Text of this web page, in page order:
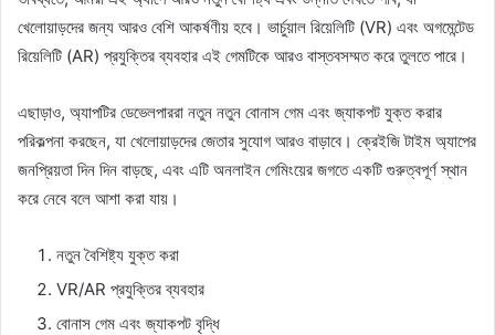
খেলোয়াড়দের জন্য আরও বেশি আকর্ষণীয় হবে। ভার্চুয়াল রিয়েলিটি (VR) এবং অগমেন্টেড
রিয়েলিটি (AR) প্রযুক্তির ব্যবহার এই গেমটিকে আরও বাস্তবসম্মত করে তুলতে পারে।
এছাড়াও, অ্যাপটির ডেভেলপাররা নতুন নতুন বোনাস গেম এবং জ্যাকপট যুক্ত করার
পরিকল্পনা করছেন, যা খেলোয়াড়দের জেতার সুযোগ আরও বাড়াবে। ক্রেইজি টাইম অ্যাপের
জনপ্রিয়তা দিন দিন বাড়ছে, এবং এটি অনলাইন গেমিংয়ের জগতে একটি গুরুত্বপূর্ণ স্থান
করে নেবে বলে আশা করা যায়।
নতুন বৈশিষ্ট্য যুক্ত করা
VR/AR প্রযুক্তির ব্যবহার
বোনাস গেম এবং জ্যাকপট বৃদ্ধি